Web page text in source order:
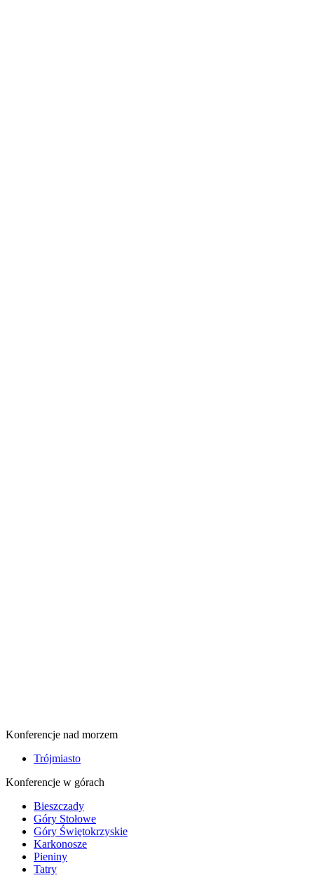
Konferencje nad morzem
Trójmiasto
Konferencje w górach
Bieszczady
Góry Stołowe
Góry Świętokrzyskie
Karkonosze
Pieniny
Tatry